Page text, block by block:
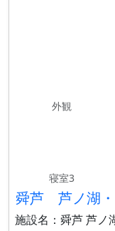
外観
寝室3
舜芦 芦ノ湖・
施設名：舜芦 芦